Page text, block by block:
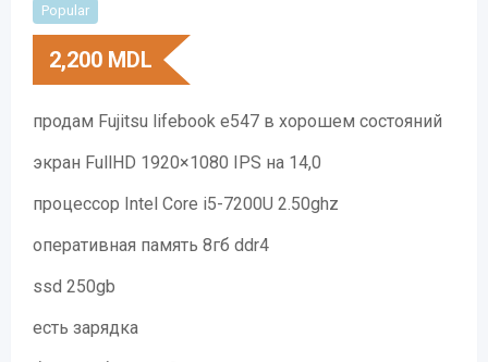
Popular
2,200 MDL
продам Fujitsu lifebook e547 в хорошем состояний
экран FullHD 1920×1080 IPS на 14,0
процессор Intel Core i5-7200U 2.50ghz
оперативная память 8гб ddr4
ssd 250gb
есть зарядка